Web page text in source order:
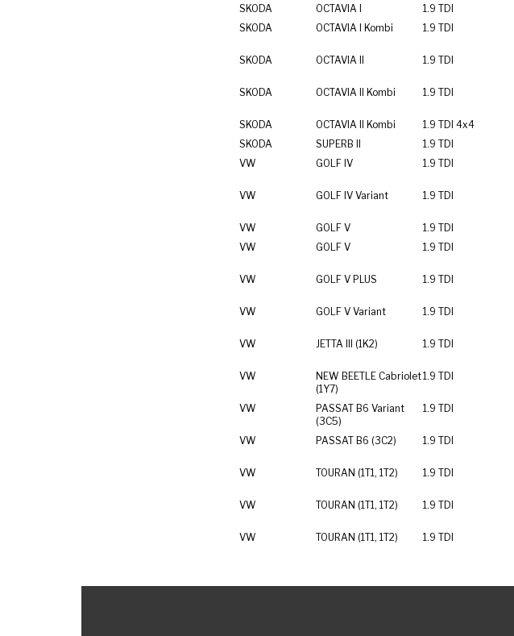
SKODA OCTAVIA I 1.9 TDI
SKODA
OCTAVIA I Kombi 1.9 TDI
SKODA OCTAVIA II 1.9 TDI
SKODA OCTAVIA II Kombi 1.9 TDI
SKODA OCTAVIA II Kombi 1.9 TDI 4x4
SKODA
SUPERB II 1.9 TDI
VW
GOLF IV 1.9 TDI
VW GOLF IV Variant 1.9 TDI
VW GOLF V 1.9 TDI
VW
GOLF V 1.9 TDI
VW GOLF V PLUS 1.9 TDI
VW GOLF V Variant 1.9 TDI
VW JETTA III (1K2) 1.9 TDI
VW
NEW BEETLE Cabriolet
(1Y7)
1.9 TDI
VW
PASSAT B6 Variant
(3C5)
1.9 TDI
VW PASSAT B6 (3C2) 1.9 TDI
VW TOURAN (1T1, 1T2) 1.9 TDI
VW
TOURAN (1T1, 1T2) 1.9 TDI
VW TOURAN (1T1, 1T2) 1.9 TDI